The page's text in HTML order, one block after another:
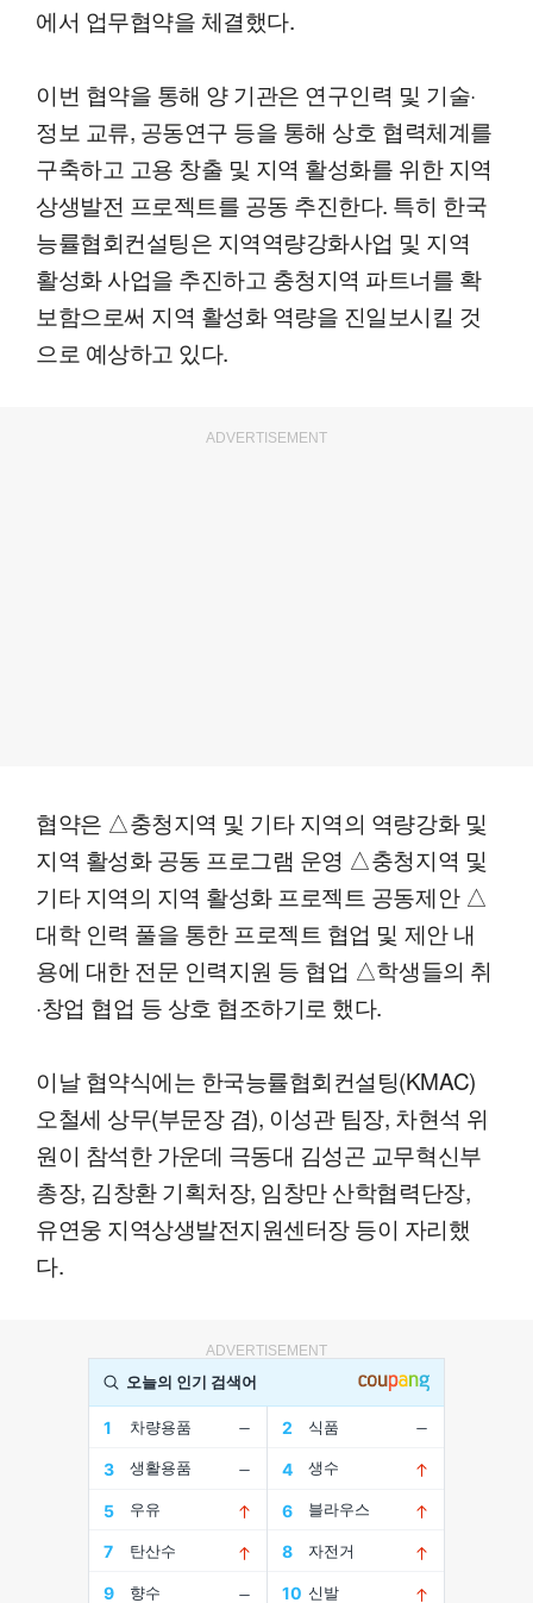
에서 업무협약을 체결했다.
이번 협약을 통해 양 기관은 연구인력 및 기술·
정보 교류, 공동연구 등을 통해 상호 협력체계를
구축하고 고용 창출 및 지역 활성화를 위한 지역
상생발전 프로젝트를 공동 추진한다. 특히 한국
능률협회컨설팅은 지역역량강화사업 및 지역
활성화 사업을 추진하고 충청지역 파트너를 확
보함으로써 지역 활성화 역량을 진일보시킬 것
으로 예상하고 있다.
ADVERTISEMENT
협약은 △충청지역 및 기타 지역의 역량강화 및
지역 활성화 공동 프로그램 운영 △충청지역 및
기타 지역의 지역 활성화 프로젝트 공동제안 △
대학 인력 풀을 통한 프로젝트 협업 및 제안 내
용에 대한 전문 인력지원 등 협업 △학생들의 취
·창업 협업 등 상호 협조하기로 했다.
이날 협약식에는 한국능률협회컨설팅(KMAC)
오철세 상무(부문장 겸), 이성관 팀장, 차현석 위
원이 참석한 가운데 극동대 김성곤 교무혁신부
총장, 김창환 기획처장, 임창만 산학협력단장,
유연웅 지역상생발전지원센터장 등이 자리했
다.
ADVERTISEMENT